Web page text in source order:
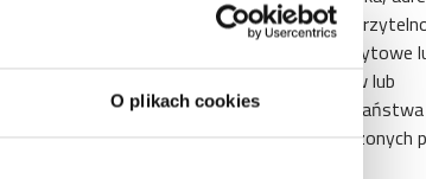
O plikach cookies
które pozwolą nam zweryfikować
kopie faktur (oraz wszelkie noty kredytowe
Dostawcy, kopie umów o realizację dostaw lub
wierzytelności należnych od Państwa
dotyczące rejestrów finansowych prowadzonych